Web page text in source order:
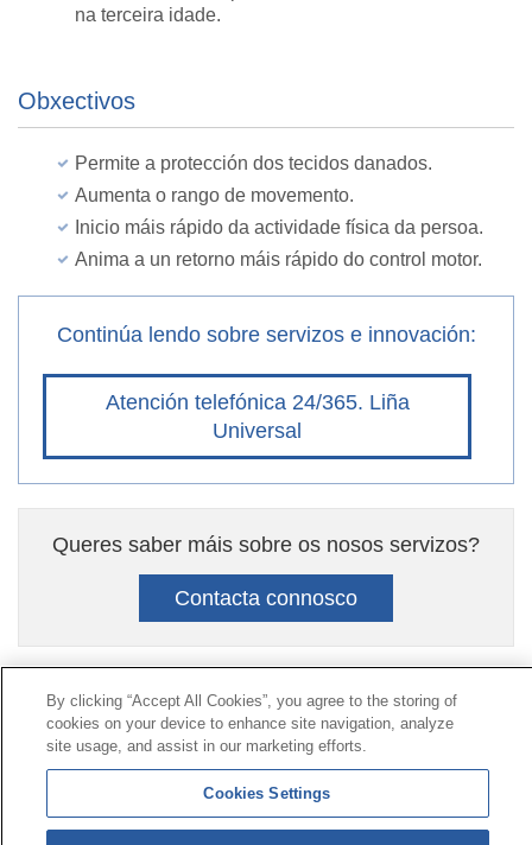
na terceira idade.
Obxectivos
Permite a protección dos tecidos danados.
Aumenta o rango de movemento.
Inicio máis rápido da actividade física da persoa.
Anima a un retorno máis rápido do control motor.
Continúa lendo sobre servizos e innovación:
Atención telefónica 24/365. Liña
Universal
Queres saber máis sobre os nosos servizos?
Contacta connosco
Contacto|Perfil do contratante|Reclamacións
Liña Universal 900 203 203|Zona Privada Comisión de
Prestacións Especiais
Zona Privada Provedor Sanitario
By clicking “Accept All Cookies”, you agree to the storing of
cookies on your device to enhance site navigation, analyze
site usage, and assist in our marketing efforts.
Cookies Settings